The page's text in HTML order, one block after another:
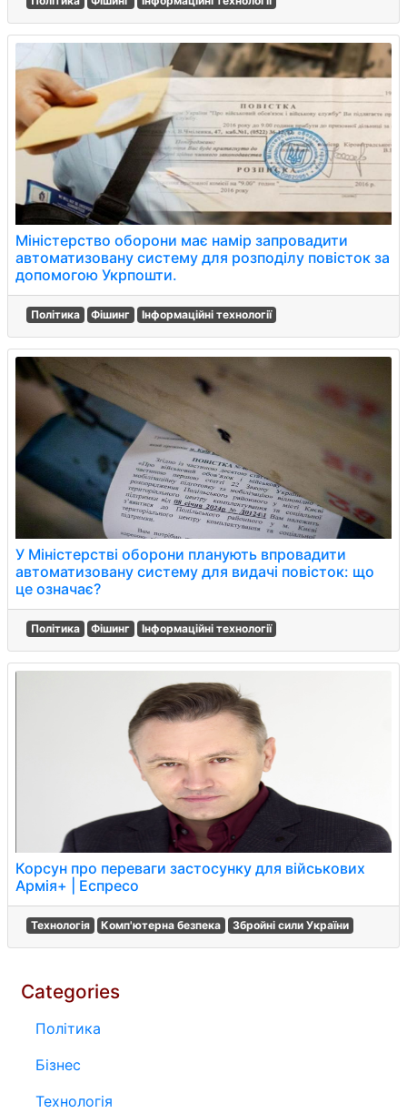
Міністерство оборони має намір запровадити
автоматизовану систему для розподілу повісток за
допомогою Укрпошти.
Політика Фішинг Інформаційні технології
У Міністерстві оборони планують впровадити
автоматизовану систему для видачі повісток: що
це означає?
Політика Фішинг Інформаційні технології
Корсун про переваги застосунку для військових
Армія+ | Еспресо
Технологія Комп'ютерна безпека Збройні сили України
Categories
Політика
Бізнес
Технологія